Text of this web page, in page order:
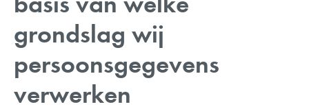
grondslag wij
persoonsgegevens
verwerken